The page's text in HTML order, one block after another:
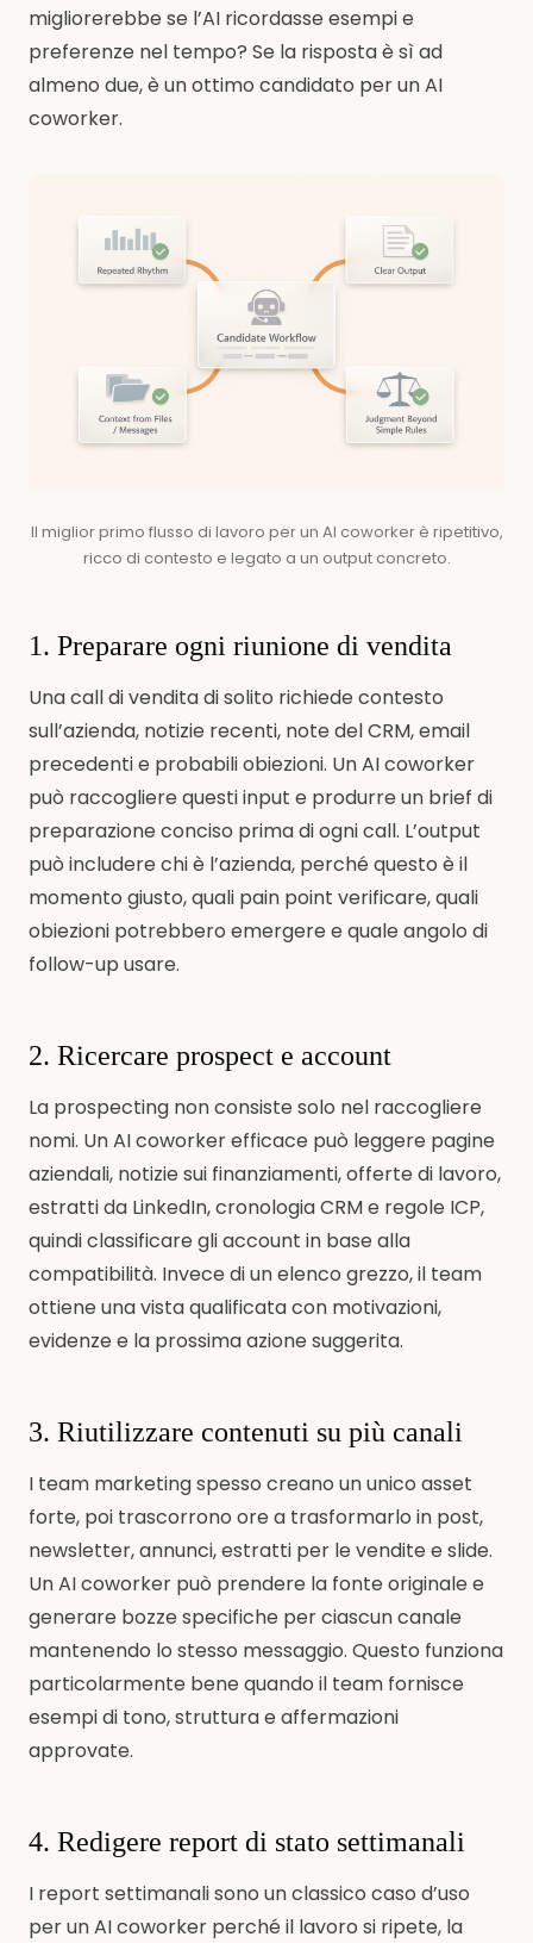
migliorerebbe se l’AI ricordasse esempi e
preferenze nel tempo? Se la risposta è sì ad
almeno due, è un ottimo candidato per un AI
coworker.
Il miglior primo flusso di lavoro per un AI coworker è ripetitivo,
ricco di contesto e legato a un output concreto.
1. Preparare ogni riunione di vendita
Una call di vendita di solito richiede contesto
sull’azienda, notizie recenti, note del CRM, email
precedenti e probabili obiezioni. Un AI coworker
può raccogliere questi input e produrre un brief di
preparazione conciso prima di ogni call. L’output
può includere chi è l’azienda, perché questo è il
momento giusto, quali pain point verificare, quali
obiezioni potrebbero emergere e quale angolo di
follow-up usare.
2. Ricercare prospect e account
La prospecting non consiste solo nel raccogliere
nomi. Un AI coworker efficace può leggere pagine
aziendali, notizie sui finanziamenti, offerte di lavoro,
estratti da LinkedIn, cronologia CRM e regole ICP,
quindi classificare gli account in base alla
compatibilità. Invece di un elenco grezzo, il team
ottiene una vista qualificata con motivazioni,
evidenze e la prossima azione suggerita.
3. Riutilizzare contenuti su più canali
I team marketing spesso creano un unico asset
forte, poi trascorrono ore a trasformarlo in post,
newsletter, annunci, estratti per le vendite e slide.
Un AI coworker può prendere la fonte originale e
generare bozze specifiche per ciascun canale
mantenendo lo stesso messaggio. Questo funziona
particolarmente bene quando il team fornisce
esempi di tono, struttura e affermazioni
approvate.
4. Redigere report di stato settimanali
I report settimanali sono un classico caso d’uso
per un AI coworker perché il lavoro si ripete, la